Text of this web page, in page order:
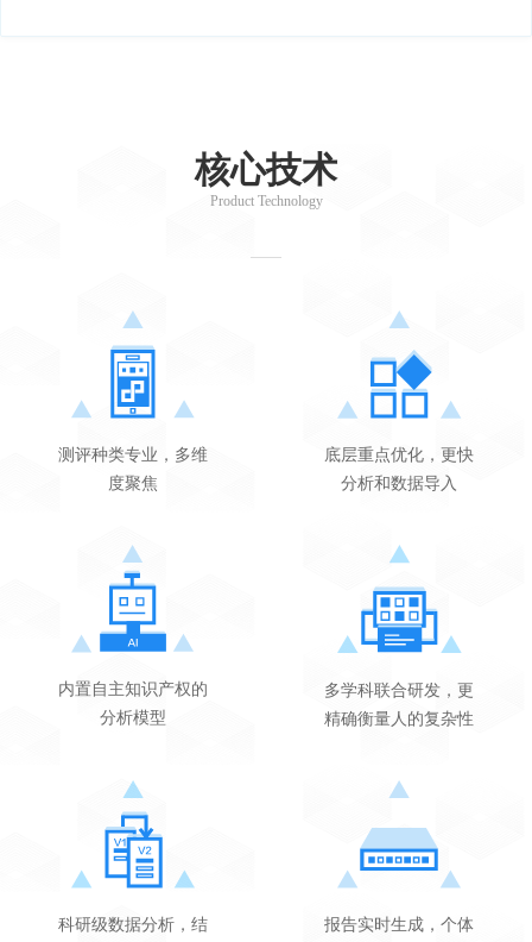
核心技术
Product Technology
测评种类专业，多维
度聚焦
底层重点优化，更快
分析和数据导入
内置自主知识产权的
分析模型
多学科联合研发，更
精确衡量人的复杂性
科研级数据分析，结
报告实时生成，个体